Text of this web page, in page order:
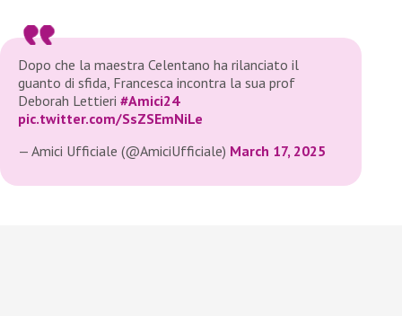
Dopo che la maestra Celentano ha rilanciato il
guanto di sfida, Francesca incontra la sua prof
Deborah Lettieri #Amici24
pic.twitter.com/SsZSEmNiLe
— Amici Ufficiale (@AmiciUfficiale) March 17, 2025